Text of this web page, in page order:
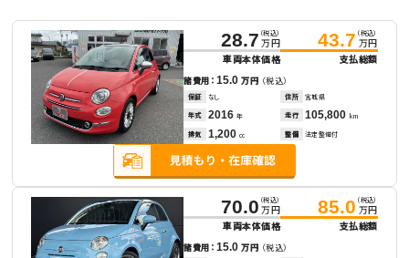
28.7 （税込）
万円
車両本体価格
43.7 （税込）
万円
支払総額
諸費用：15.0万円 （税込）
保証 なし 住所 宮城県
年式 2016 年 走行 105,800 km
排気 1,200 cc 整備 法定整備付
70.0 （税込）
万円
車両本体価格
85.0 （税込）
万円
支払総額
諸費用：15.0万円 （税込）